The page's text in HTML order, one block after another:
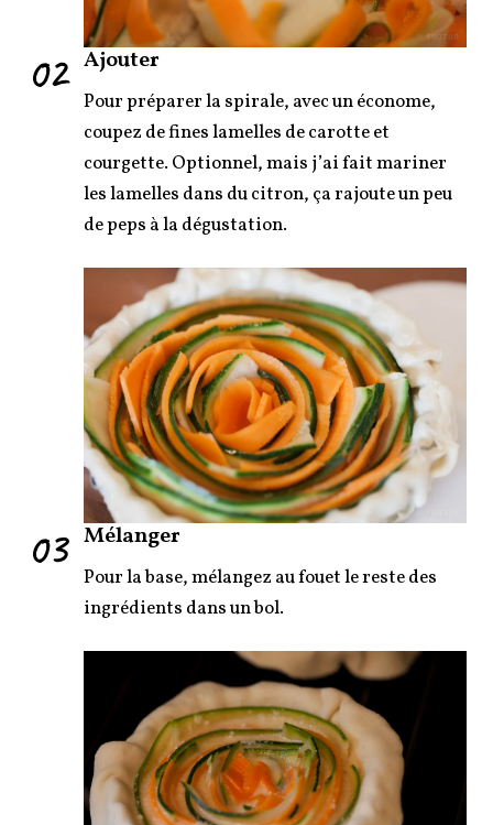
02 Ajouter
Pour préparer la spirale, avec un économe,
coupez de fines lamelles de carotte et
courgette. Optionnel, mais j’ai fait mariner
les lamelles dans du citron, ça rajoute un peu
de peps à la dégustation.
03 Mélanger
Pour la base, mélangez au fouet le reste des
ingrédients dans un bol.